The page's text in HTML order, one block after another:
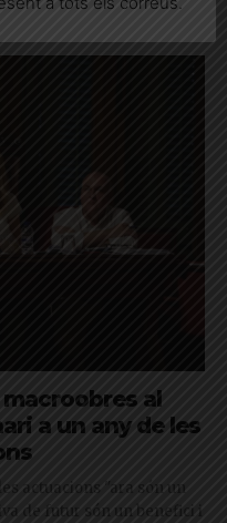
al
a un any de les
actuacions "ara són un
de futur són un benefici i